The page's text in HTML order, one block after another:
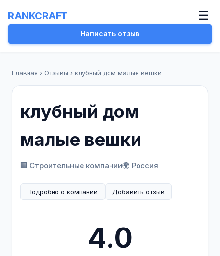
RANKCRAFT ☰
Написать отзыв
Главная › Отзывы › клубный дом малые вешки
клубный дом
малые вешки
🏢 Строительные компании🌍 Россия
Подробно о компании Добавить отзыв
4.0